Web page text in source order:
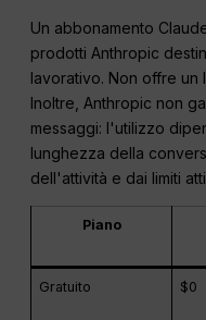
Un abbonamento
prodotti Anthropic
lavorativo. Non offre un
Inoltre, Anthropic non
messaggi: l'utilizzo
lunghezza della
dell'attività e dai limiti
Piano
Gratuito $0